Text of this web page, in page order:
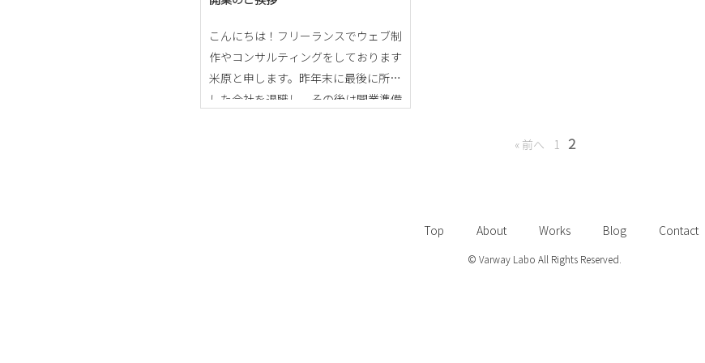
こんにちは！フリーランスでウェブ制
作やコンサルティングをしております
米原と申します。昨年末に最後に所属
した会社を退職し、その後は開業準備
« 前へ 1 2
Top About Works Blog Contact
© Varway Labo All Rights Reserved.